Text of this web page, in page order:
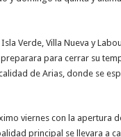
Verde, Villa Nueva y
para cerrar su
de Arias, donde se
viernes con la apertura
principal se llevara a